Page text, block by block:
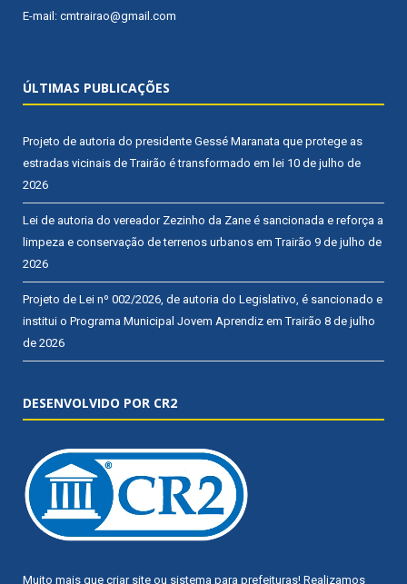
E-mail: cmtrairao@gmail.com
ÚLTIMAS PUBLICAÇÕES
Projeto de autoria do presidente Gessé Maranata que protege as
estradas vicinais de Trairão é transformado em lei 10 de julho de
2026
Lei de autoria do vereador Zezinho da Zane é sancionada e reforça a
limpeza e conservação de terrenos urbanos em Trairão 9 de julho de
2026
Projeto de Lei nº 002/2026, de autoria do Legislativo, é sancionado e
institui o Programa Municipal Jovem Aprendiz em Trairão 8 de julho
de 2026
DESENVOLVIDO POR CR2
Muito mais que criar site ou sistema para prefeituras! Realizamos